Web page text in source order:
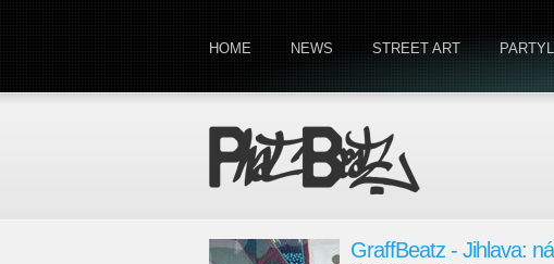
HOME NEWS STREET ART
GraffBeatz - Jihlava: